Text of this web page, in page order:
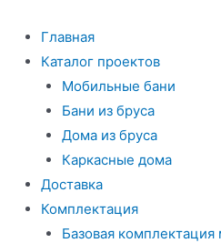
содержимому
Главная
Каталог проектов
Мобильные бани
Бани из бруса
Дома из бруса
Каркасные дома
Доставка
Комплектация
Базовая